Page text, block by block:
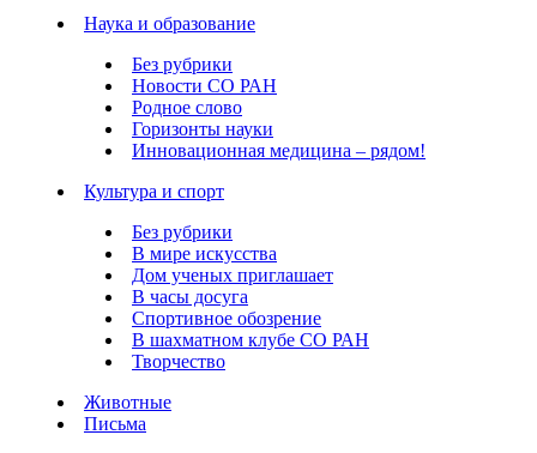
Наука и образование
Без рубрики
Новости СО РАН
Родное слово
Горизонты науки
Инновационная медицина – рядом!
Культура и спорт
Без рубрики
В мире искусства
Дом ученых приглашает
В часы досуга
Спортивное обозрение
В шахматном клубе СО РАН
Творчество
Животные
Письма